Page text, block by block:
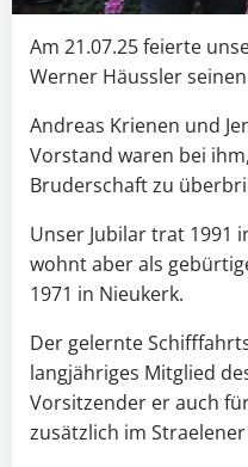
Am 21.07.25 feierte
Werner Häussler
Andreas Krienen und
Vorstand waren bei
Bruderschaft zu
Unser Jubilar trat 1991
wohnt aber als
1971 in Nieukerk.
Der gelernte
langjähriges Mitglied
Vorsitzender er auch
zusätzlich im